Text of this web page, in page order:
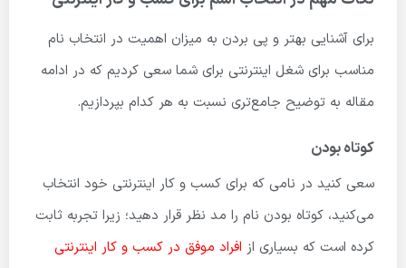
برای آشنایی بهتر و پی بردن به میزان اهمیت در انتخاب نام
مناسب برای شغل اینترنتی برای شما سعی کردیم که در ادامه
مقاله به توضیح جامع‌تری نسبت به هر کدام بپردازیم.
کوتاه بودن
سعی کنید در نامی که برای کسب و کار اینترنتی خود انتخاب
می‌کنید، کوتاه بودن نام را مد نظر قرار دهید؛ زیرا تجربه ثابت
کرده است که بسیاری از افراد موفق در ‌کسب و کار اینترنتی